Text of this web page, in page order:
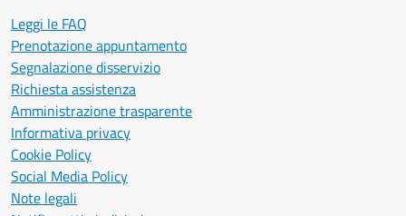
Leggi le FAQ
Prenotazione appuntamento
Segnalazione disservizio
Richiesta assistenza
Amministrazione trasparente
Informativa privacy
Cookie Policy
Social Media Policy
Note legali